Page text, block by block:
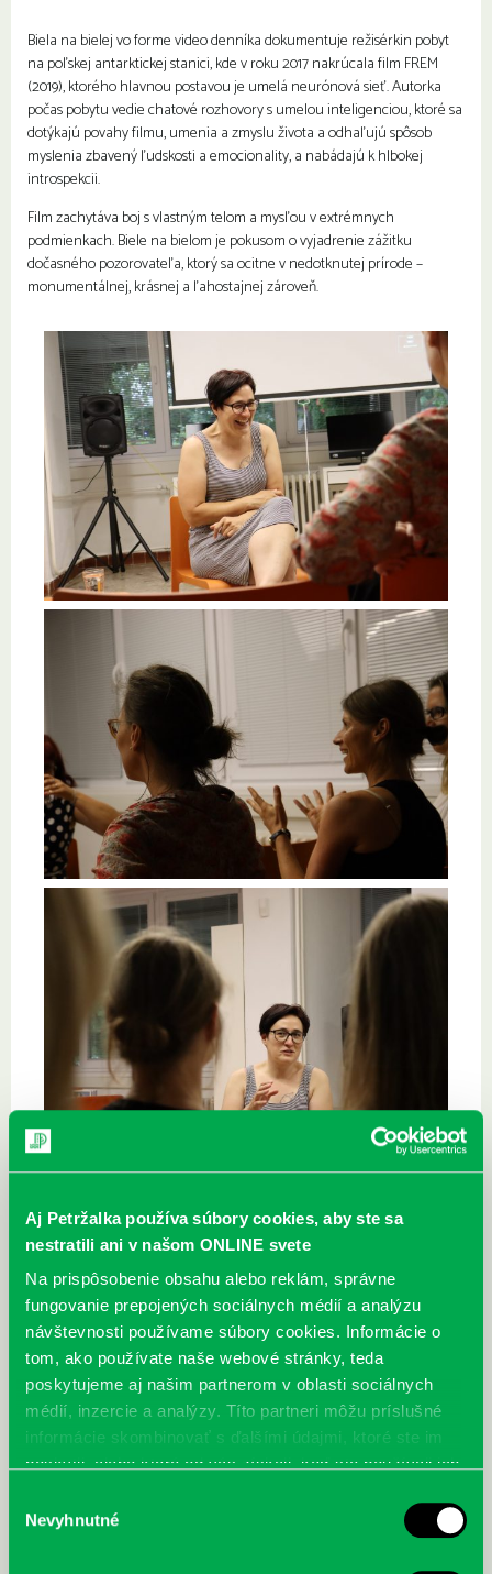
Aj Petržalka používa súbory cookies, aby ste sa
nestratili ani v našom ONLINE svete
Na prispôsobenie obsahu alebo reklám, správne
fungovanie prepojených sociálnych médií a analýzu
návštevnosti používame súbory cookies. Informácie o
tom, ako používate naše webové stránky, teda
poskytujeme aj našim partnerom v oblasti sociálnych
médií, inzercie a analýzy. Títo partneri môžu príslušné
informácie skombinovať s ďalšími údajmi, ktoré ste im
poskytli, alebo ktoré od vás získali, keď ste používali ich
súhlasu
Nevyhnutné
Biela na bielej vo forme video denníka dokumentuje režisérkin pobyt
na poľskej antarktickej stanici, kde v roku 2017 nakrúcala film FREM
(2019), ktorého hlavnou postavou je umelá neurónová sieť. Autorka
počas pobytu vedie chatové rozhovory s umelou inteligenciou, ktoré sa
dotýkajú povahy filmu, umenia a zmyslu života a odhaľujú spôsob
myslenia zbavený ľudskosti a emocionality, a nabádajú k hlbokej
introspekcii.
Film zachytáva boj s vlastným telom a mysľou v extrémnych
podmienkach. Biele na bielom je pokusom o vyjadrenie zážitku
dočasného pozorovateľa, ktorý sa ocitne v nedotknutej prírode –
monumentálnej, krásnej a ľahostajnej zároveň.